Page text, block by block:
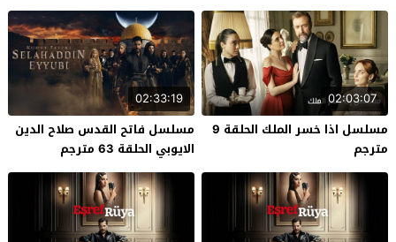
02:03:07
مسلسل اذا خسر الملك الحلقة 9
مترجم
02:33:19
مسلسل فاتح القدس صلاح الدين
الايوبي الحلقة 63 مترجم